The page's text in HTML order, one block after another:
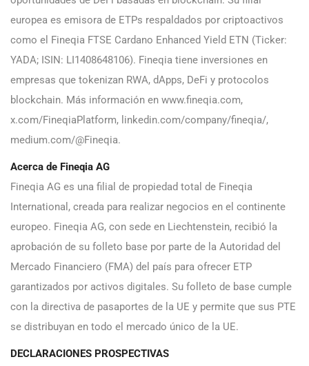
europea es emisora de ETPs respaldados por criptoactivos
como el Fineqia FTSE Cardano Enhanced Yield ETN (Ticker:
YADA; ISIN: LI1408648106). Fineqia tiene inversiones en
empresas que tokenizan RWA, dApps, DeFi y protocolos
blockchain. Más información en www.fineqia.com,
x.com/FineqiaPlatform, linkedin.com/company/fineqia/,
medium.com/@Fineqia.
Acerca de Fineqia AG
Fineqia AG es una filial de propiedad total de Fineqia
International, creada para realizar negocios en el continente
europeo. Fineqia AG, con sede en Liechtenstein, recibió la
aprobación de su folleto base por parte de la Autoridad del
Mercado Financiero (FMA) del país para ofrecer ETP
garantizados por activos digitales. Su folleto de base cumple
con la directiva de pasaportes de la UE y permite que sus PTE
se distribuyan en todo el mercado único de la UE.
DECLARACIONES PROSPECTIVAS